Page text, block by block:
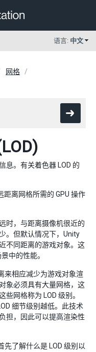
语言: 中文
网格
息。有关着色器 LOD 的
距离网格所需的 GPU 操作
时，与距离摄像机很近的
。但默认情况下，Unity
不同距离的游戏对象。这
中的性能。
来相应减少为游戏对象渲
象必须具有大量网格，这
网格称为 LOD 级别。
细节级别越低。此技术
担，因此可以提高渲染性
先了解什么是 LOD 级别以